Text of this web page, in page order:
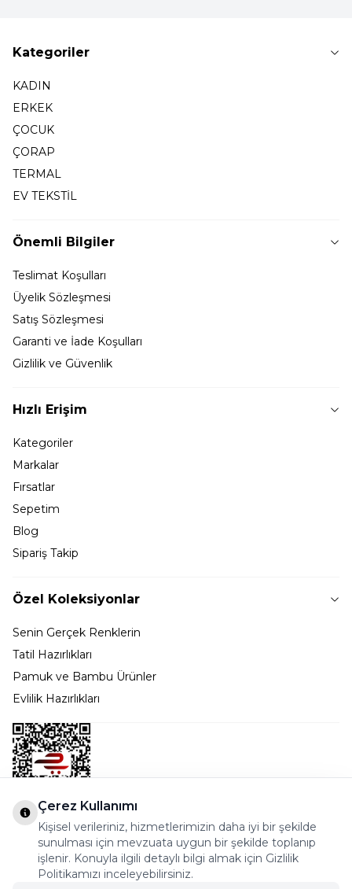
Kategoriler
KADIN
ERKEK
ÇOCUK
ÇORAP
TERMAL
EV TEKSTİL
Önemli Bilgiler
Teslimat Koşulları
Üyelik Sözleşmesi
Satış Sözleşmesi
Garanti ve İade Koşulları
Gizlilik ve Güvenlik
Hızlı Erişim
Kategoriler
Markalar
Fırsatlar
Sepetim
Blog
Sipariş Takip
Özel Koleksiyonlar
Senin Gerçek Renklerin
Tatil Hazırlıkları
Pamuk ve Bambu Ürünler
Evlilik Hazırlıkları
Bostancı Mah. Dar yol Sok. Safir sitesi 5/1 B Blok
Kadıköy - İSTANBUL
info@cekmeceonline.com
Çerez Kullanımı
Kişisel verileriniz, hizmetlerimizin daha iyi bir şekilde
sunulması için mevzuata uygun bir şekilde toplanıp
işlenir. Konuyla ilgili detaylı bilgi almak için Gizlilik
Politikamızı inceleyebilirsiniz.